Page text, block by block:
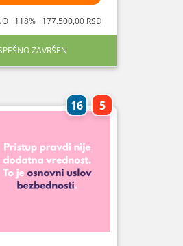
118% 177.500,00 RSD
ZAVRŠEN
16 5